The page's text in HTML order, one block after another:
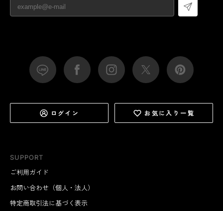
SUPPORT
ご利用ガイド
お問い合わせ（個人・法人）
特定商取引法に基づく表示
ログイン お気に入り一覧